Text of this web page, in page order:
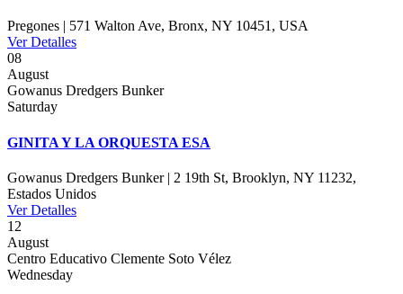
Pregones | 571 Walton Ave, Bronx, NY 10451, USA
Ver Detalles
08
August
Gowanus Dredgers Bunker
Saturday
GINITA Y LA ORQUESTA ESA
Gowanus Dredgers Bunker | 2 19th St, Brooklyn, NY 11232,
Estados Unidos
Ver Detalles
12
August
Centro Educativo Clemente Soto Vélez
Wednesday